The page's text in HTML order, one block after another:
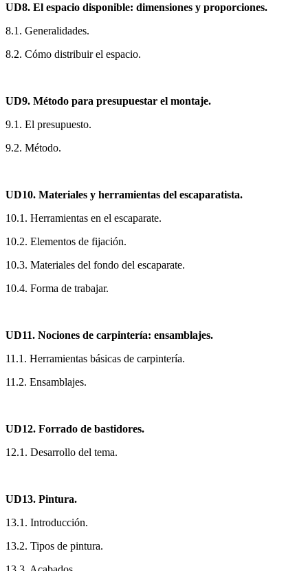
UD8. El espacio disponible: dimensiones y proporciones.
8.1. Generalidades.
8.2. Cómo distribuir el espacio.
UD9. Método para presupuestar el montaje.
9.1. El presupuesto.
9.2. Método.
UD10. Materiales y herramientas del escaparatista.
10.1. Herramientas en el escaparate.
10.2. Elementos de fijación.
10.3. Materiales del fondo del escaparate.
10.4. Forma de trabajar.
UD11. Nociones de carpintería: ensamblajes.
11.1. Herramientas básicas de carpintería.
11.2. Ensamblajes.
UD12. Forrado de bastidores.
12.1. Desarrollo del tema.
UD13. Pintura.
13.1. Introducción.
13.2. Tipos de pintura.